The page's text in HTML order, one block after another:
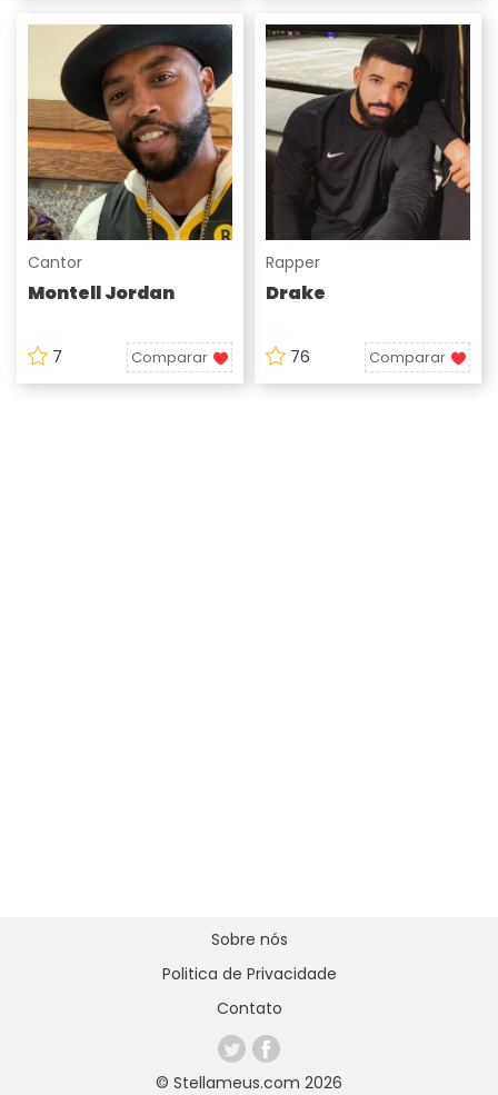
Cantor
Montell Jordan
7 Comparar
Rapper
Drake
76 Comparar
© Stellameus.com 2026
Sobre nós
Politica de Privacidade
Contato